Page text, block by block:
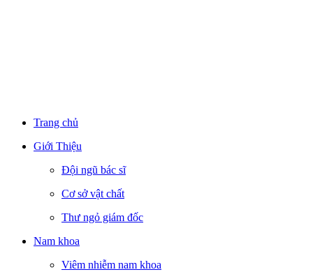
Trang chủ
Giới Thiệu
Đội ngũ bác sĩ
Cơ sở vật chất
Thư ngỏ giám đốc
Nam khoa
Viêm nhiễm nam khoa